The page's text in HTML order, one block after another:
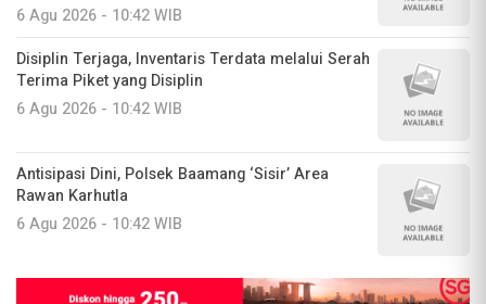
6 Agu 2026 - 10:42 WIB
Disiplin Terjaga, Inventaris Terdata melalui Serah
Terima Piket yang Disiplin
6 Agu 2026 - 10:42 WIB
Antisipasi Dini, Polsek Baamang ‘Sisir’ Area
Rawan Karhutla
6 Agu 2026 - 10:42 WIB